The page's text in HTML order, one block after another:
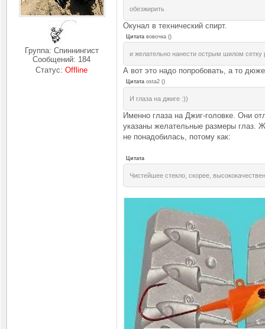
Группа: Спиннингист
Сообщений: 184
Статус:Offline
обезжирить
Окунал в технический спирт.
Цитата вовочка ()
и желательно нанести острым шилом сетку
А вот это надо попробовать, а то
Цитата osta2 ()
И глаза на джиге :))
Именно глаза на Джиг-головке. Они
указаны желательные размеры глаз.
не понадобилась, потому как:
Цитата
Чистейшее стекло, скорее,